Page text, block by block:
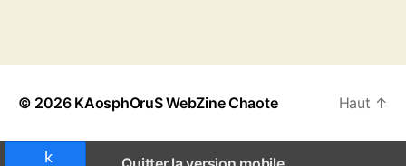
© 2026 KAosphOruS WebZine Chaote Haut ↑